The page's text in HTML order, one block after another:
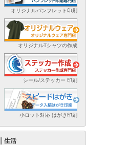
オリジナルパンフレット印刷
オリジナルTシャツの作成
シール/ステッカー 印刷
小ロット対応 はがき印刷
生活